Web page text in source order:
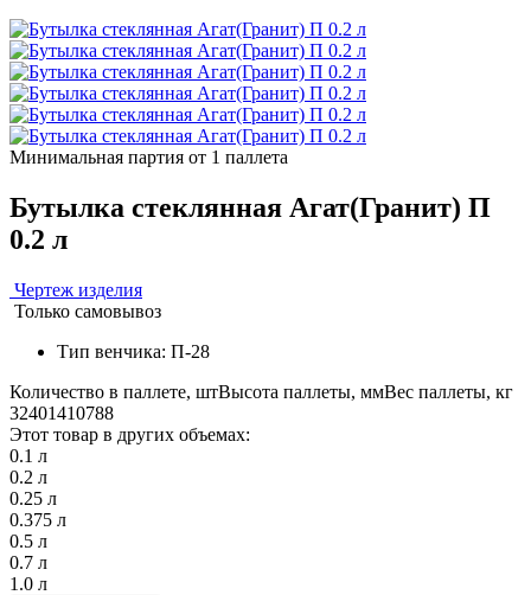
Минимальная партия от 1 паллета
Бутылка стеклянная Агат(Гранит) П
0.2 л
Чертеж изделия
Только самовывоз
Тип венчика: П-28
Количество в паллете, штВысота паллеты, ммВес паллеты, кг
32401410788
Этот товар в других объемах:
0.1 л
0.2 л
0.25 л
0.375 л
0.5 л
0.7 л
1.0 л